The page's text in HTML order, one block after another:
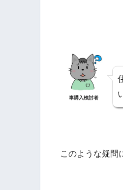
車購入検討者
このような疑問